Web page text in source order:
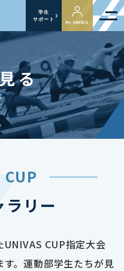
学生
サポート
My UNIVAS
る
ラリー
CUP指定大会
。運動部学生たちが見